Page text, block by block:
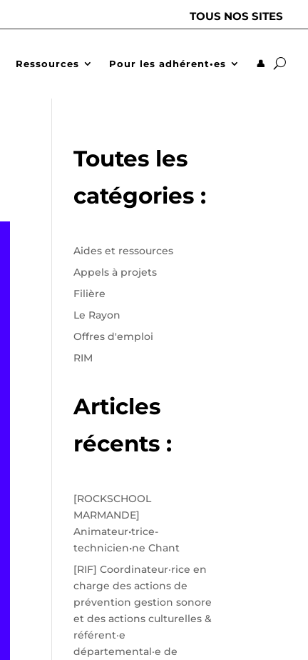
TOUS NOS SITES
Ressources Pour les adhérent•es 👤
Toutes les
catégories :
Aides et ressources
Appels à projets
Filière
Le Rayon
Offres d'emploi
RIM
Articles
récents :
[ROCKSCHOOL
MARMANDE]
Animateur•trice-
technicien•ne Chant
[RIF] Coordinateur·rice en
charge des actions de
prévention gestion sonore
et des actions culturelles &
référent·e
départemental·e de